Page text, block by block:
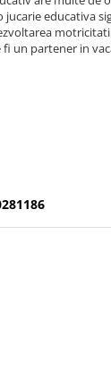
educativa
un partener in